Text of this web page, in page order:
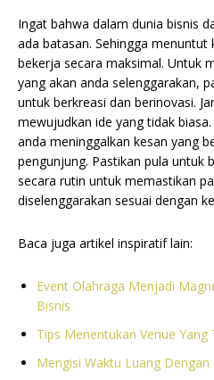
Ingat bahwa dalam dunia bisnis
ada batasan. Sehingga
bekerja secara maksimal. Untuk
yang akan anda selenggarakan,
untuk berkreasi dan berinovasi.
mewujudkan ide yang tidak
anda meninggalkan kesan yang
pengunjung. Pastikan pula untuk
secara rutin untuk memastikan
diselenggarakan sesuai dengan
Baca juga artikel inspiratif lain:
Event Olahraga Menjadi
Bisnis
Tips Menentukan Venue
Mengisi Waktu Luang